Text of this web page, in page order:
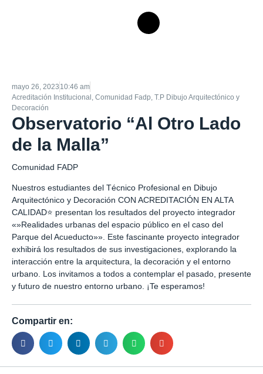
mayo 26, 2023 10:46 am
Acreditación Institucional , Comunidad Fadp, T.P Dibujo Arquitectónico y
Decoración
Observatorio “Al Otro Lado
de la Malla”
Comunidad FADP
Nuestros estudiantes del Técnico Profesional en Dibujo
Arquitectónico y Decoración CON ACREDITACIÓN EN ALTA
CALIDAD⭐️ presentan los resultados del proyecto integrador
«»Realidades urbanas del espacio público en el caso del
Parque del Acueducto»». Este fascinante proyecto integrador
exhibirá los resultados de sus investigaciones, explorando la
interacción entre la arquitectura, la decoración y el entorno
urbano. Los invitamos a todos a contemplar el pasado, presente
y futuro de nuestro entorno urbano. ¡Te esperamos!
Compartir en: